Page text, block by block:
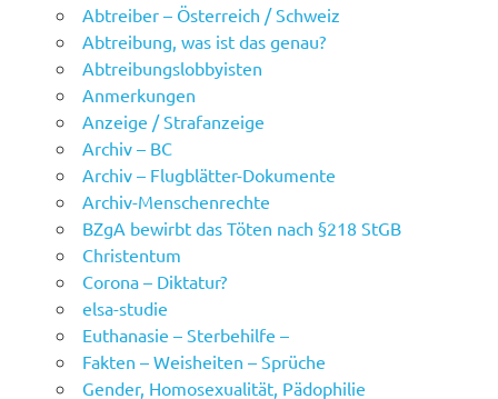
Abtreiber – Österreich / Schweiz
Abtreibung, was ist das genau?
Abtreibungslobbyisten
Anmerkungen
Anzeige / Strafanzeige
Archiv – BC
Archiv – Flugblätter-Dokumente
Archiv-Menschenrechte
BZgA bewirbt das Töten nach §218 StGB
Christentum
Corona – Diktatur?
elsa-studie
Euthanasie – Sterbehilfe –
Fakten – Weisheiten – Sprüche
Gender, Homosexualität, Pädophilie